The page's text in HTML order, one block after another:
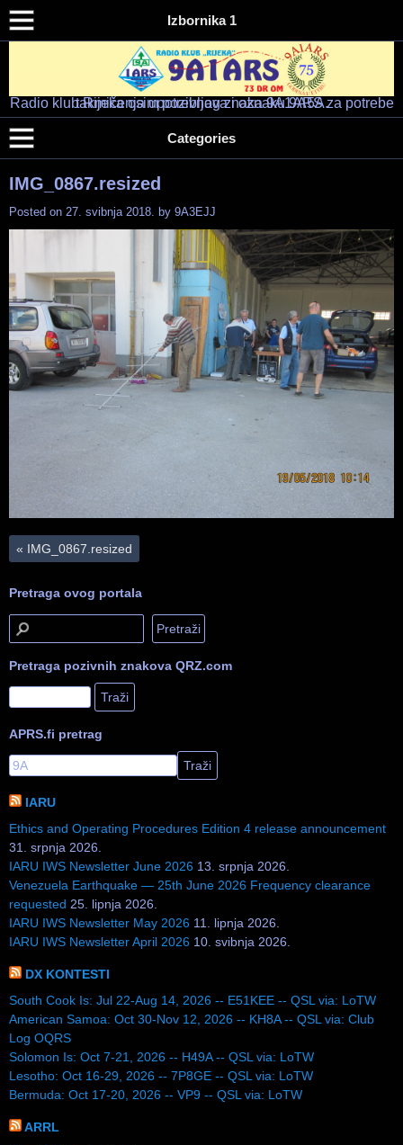
Izbornika 1
Radio klub "RIJEKA" – 9A1ARS – 9A5A
HAM RADIO KLUB RIJEKA
Radio klub Rijeka osim pozivnog znaka 9A1ARS za potrebe takmičenja upotrebljava i oznaku 9A5A.
Categories
IMG_0867.resized
Posted on 27. svibnja 2018. by 9A3EJJ
« IMG_0867.resized
Pretraga ovog portala
Pretraga pozivnih znakova QRZ.com
APRS.fi pretrag
IARU
Ethics and Operating Procedures Edition 4 release announcement
31. srpnja 2026.
IARU IWS Newsletter June 2026 13. srpnja 2026.
Venezuela Earthquake — 25th June 2026 Frequency clearance
requested 25. lipnja 2026.
IARU IWS Newsletter May 2026 11. lipnja 2026.
IARU IWS Newsletter April 2026 10. svibnja 2026.
DX KONTESTI
South Cook Is: Jul 22-Aug 14, 2026 -- E51KEE -- QSL via: LoTW
American Samoa: Oct 30-Nov 12, 2026 -- KH8A -- QSL via: Club
Log OQRS
Solomon Is: Oct 7-21, 2026 -- H49A -- QSL via: LoTW
Lesotho: Oct 16-29, 2026 -- 7P8GE -- QSL via: LoTW
Bermuda: Oct 17-20, 2026 -- VP9 -- QSL via: LoTW
ARRL